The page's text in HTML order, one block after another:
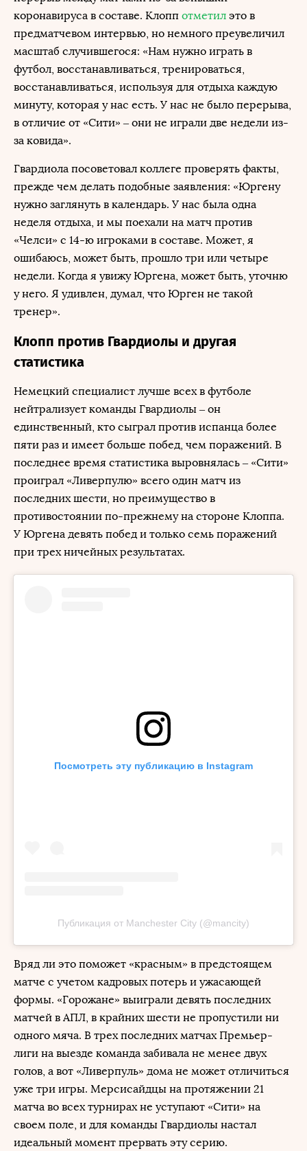
коронавируса в составе. Клопп отметил это в
предматчевом интервью, но немного преувеличил
масштаб случившегося: «Нам нужно играть в
футбол, восстанавливаться, тренироваться,
восстанавливаться, используя для отдыха каждую
минуту, которая у нас есть. У нас не было перерыва,
в отличие от «Сити» – они не играли две недели из-
за ковида».
Гвардиола посоветовал коллеге проверять факты,
прежде чем делать подобные заявления: «Юргену
нужно заглянуть в календарь. У нас была одна
неделя отдыха, и мы поехали на матч против
«Челси» с 14-ю игроками в составе. Может, я
ошибаюсь, может быть, прошло три или четыре
недели. Когда я увижу Юргена, может быть, уточню
у него. Я удивлен, думал, что Юрген не такой
тренер».
Клопп против Гвардиолы и другая
статистика
Немецкий специалист лучше всех в футболе
нейтрализует команды Гвардиолы – он
единственный, кто сыграл против испанца более
пяти раз и имеет больше побед, чем поражений. В
последнее время статистика выровнялась – «Сити»
проиграл «Ливерпулю» всего один матч из
последних шести, но преимущество в
противостоянии по-прежнему на стороне Клоппа.
У Юргена девять побед и только семь поражений
при трех ничейных результатах.
Посмотреть эту публикацию в Instagram
Публикация от Manchester City (@mancity)
Вряд ли это поможет «красным» в предстоящем
матче с учетом кадровых потерь и ужасающей
формы. «Горожане» выиграли девять последних
матчей в АПЛ, в крайних шести не пропустили ни
одного мяча. В трех последних матчах Премьер-
лиги на выезде команда забивала не менее двух
голов, а вот «Ливерпуль» дома не может отличиться
уже три игры. Мерсисайдцы на протяжении 21
матча во всех турнирах не уступают «Сити» на
своем поле, и для команды Гвардиолы настал
идеальный момент прервать эту серию.